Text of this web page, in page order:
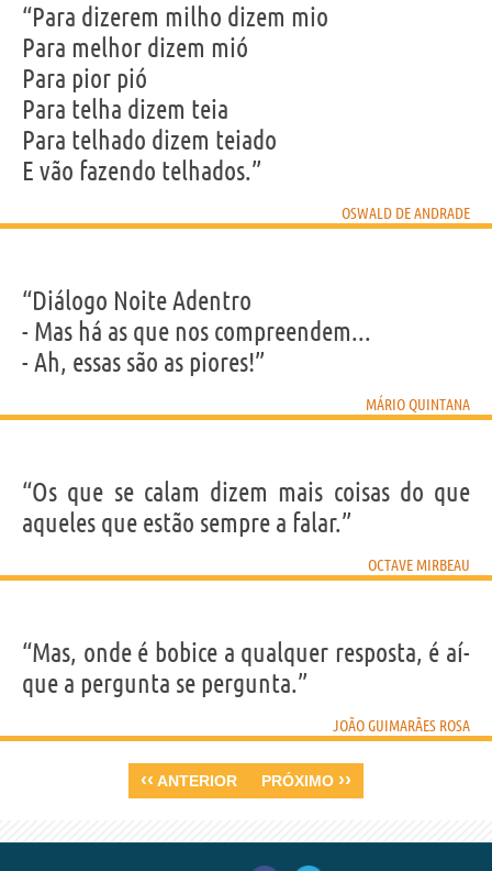
“Para dizerem milho dizem mio
Para melhor dizem mió
Para pior pió
Para telha dizem teia
Para telhado dizem teiado
E vão fazendo telhados.”
OSWALD DE ANDRADE
“Diálogo Noite Adentro
- Mas há as que nos compreendem...
- Ah, essas são as piores!”
MÁRIO QUINTANA
“Os que se calam dizem mais coisas do que
aqueles que estão sempre a falar.”
OCTAVE MIRBEAU
“Mas, onde é bobice a qualquer resposta, é aí­
que a pergunta se pergunta.”
JOÃO GUIMARÃES ROSA
‹‹ ANTERIOR PRÓXIMO ››